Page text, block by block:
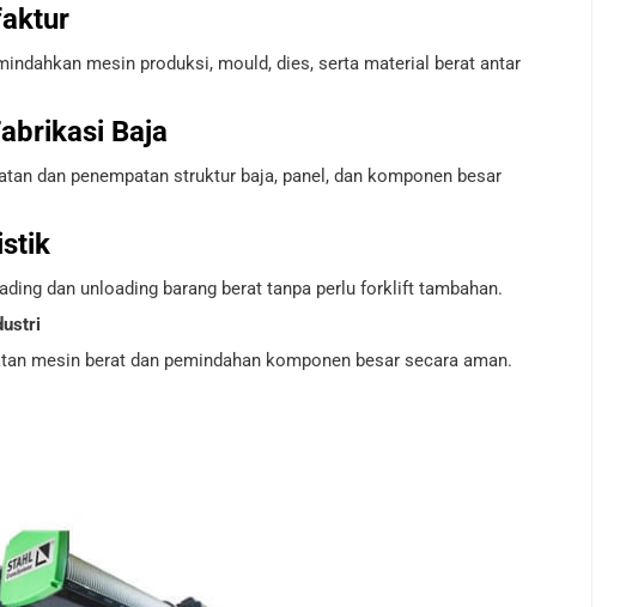
mesin produksi, mould, dies, serta material berat antar
Baja
dan penempatan struktur baja, panel, dan komponen besar
dan unloading barang berat tanpa perlu forklift tambahan.
mesin berat dan pemindahan komponen besar secara aman.